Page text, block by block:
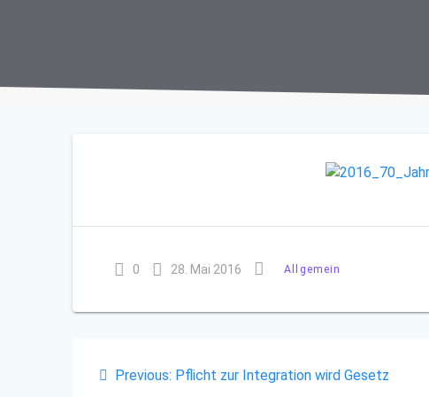
0 28. Mai 2016 Allgemein
Beitragsnavigation
Previous: Previous
Pflicht zur Integration wird Gesetz